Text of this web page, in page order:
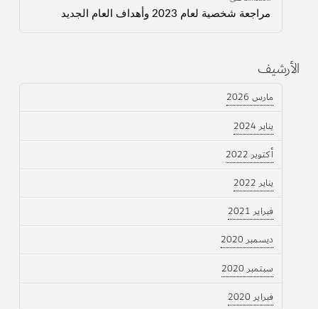
مراجعة شخصية لعام 2023 وأهداف العام الجديد
الأرشيف
مارس 2026
يناير 2024
أكتوبر 2022
يناير 2022
فبراير 2021
ديسمبر 2020
سبتمبر 2020
فبراير 2020